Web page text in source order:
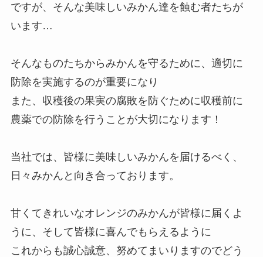
ですが、そんな美味しいみかん達を蝕む者たちが
います…
そんなものたちからみかんを守るために、適切に
防除を実施するのが重要になり
また、収穫後の果実の腐敗を防ぐために収穫前に
農薬での防除を行うことが大切になります！
当社では、皆様に美味しいみかんを届けるべく、
日々みかんと向き合っております。
甘くてきれいなオレンジのみかんが皆様に届くよ
うに、そして皆様に喜んでもらえるように
これからも誠心誠意、努めてまいりますのでどう